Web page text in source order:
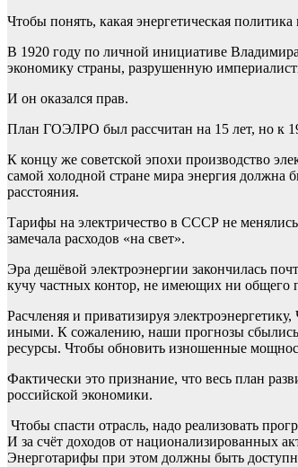
Чтобы понять, какая энергетическая
В 1920 году по личной инициативе
экономику страны, разрушенную
И он оказался прав.
План ГОЭЛРО был рассчитан на 15 лет, но к
К концу же советской эпохи производство
самой холодной стране мира энергия должна
расстояния.
Тарифы на электричество в СССР не
замечала расходов «на свет».
Эра дешёвой электроэнергии закончилась
кучу частных контор, не имеющих ни общего
Расчленяя и приватизируя
иными. К сожалению, наши прогнозы сбылись.
ресурсы. Чтобы обновить изношенные
Фактически это признание, что весь план
российской экономики.
Чтобы спасти отрасль, надо реализовать
И за счёт доходов от национализированных
Энерготарифы при этом должны быть